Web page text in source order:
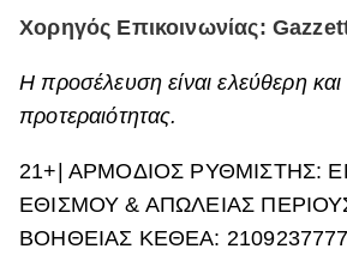
Χορηγός Επικοινωνίας:
Η προσέλευση είναι ελεύθερη και
προτεραιότητας.
21+| ΑΡΜΟΔΙΟΣ ΡΥΘΜΙΣΤΗΣ:
ΕΘΙΣΜΟΥ & ΑΠΩΛΕΙΑΣ
ΒΟΗΘΕΙΑΣ ΚΕΘΕΑ: